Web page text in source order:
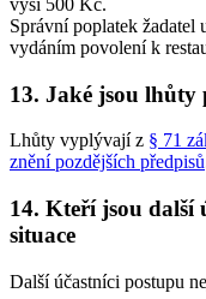
Správní poplatek
vydáním povolení k
13. Jaké jsou lhůty
Lhůty vyplývají z § 71
znění pozdějších předpisů
14. Kteří jsou další
situace
Další účastníci postupu